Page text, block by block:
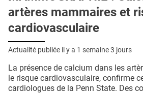
artères mammaires et
cardiovasculaire
Actualité publiée il y a 1 semaine 3 jours
La présence de calcium dans les
le risque cardiovasculaire, confirme
cardiologues de la Penn State. Des